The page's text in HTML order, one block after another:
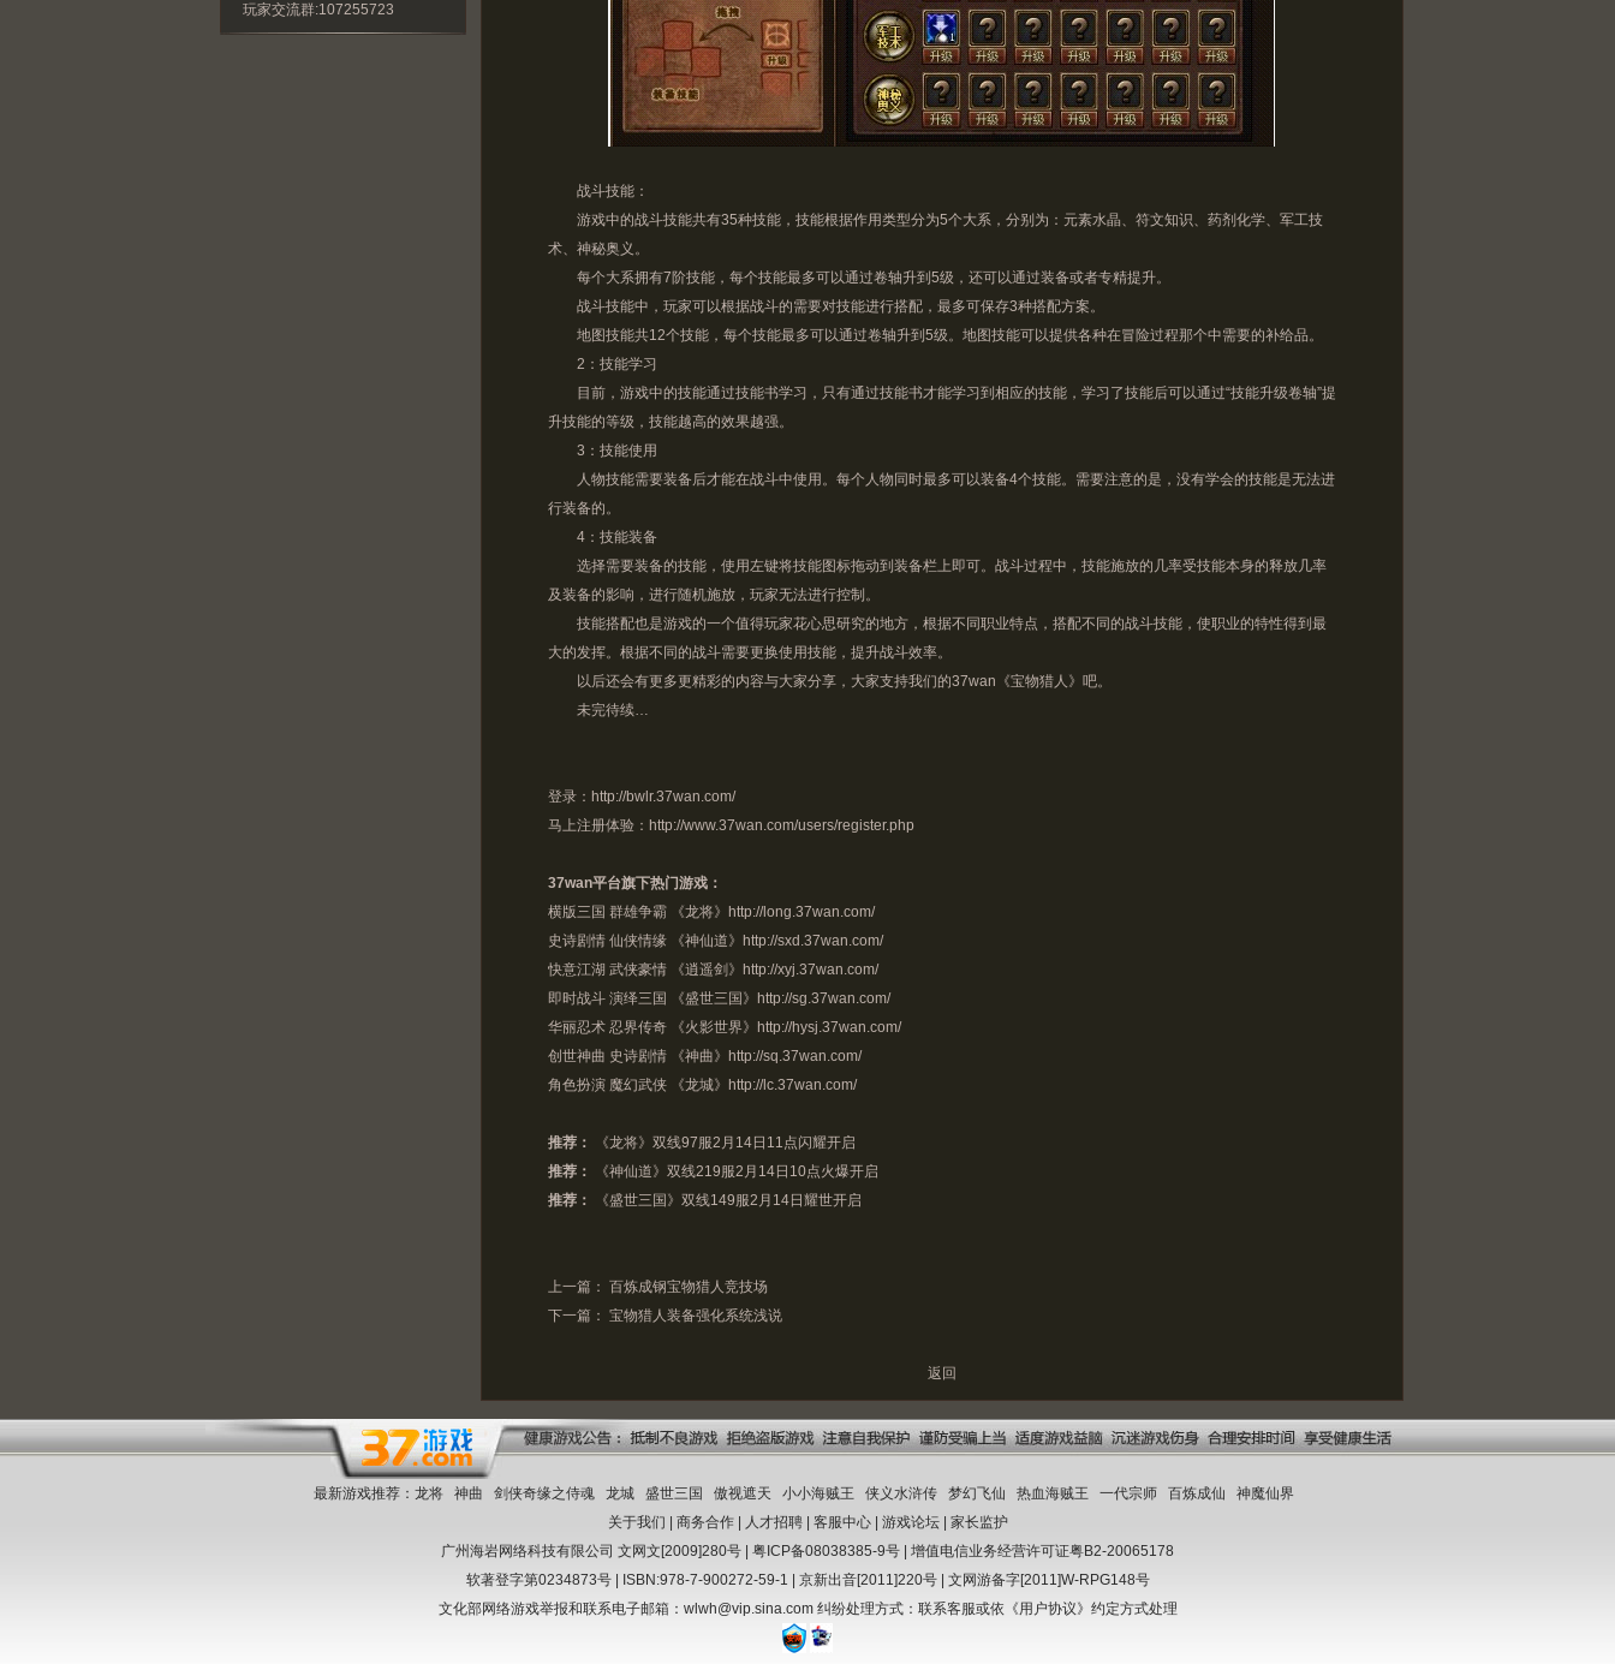
战斗技能：
游戏中的战斗技能共有35种技能，技能根据作用类型分为5个大系，分别为：元素水晶、符文知识、药剂化学、军工技
术、神秘奥义。
每个大系拥有7阶技能，每个技能最多可以通过卷轴升到5级，还可以通过装备或者专精提升。
战斗技能中，玩家可以根据战斗的需要对技能进行搭配，最多可保存3种搭配方案。
地图技能共12个技能，每个技能最多可以通过卷轴升到5级。地图技能可以提供各种在冒险过程那个中需要的补给品。
2：技能学习
目前，游戏中的技能通过技能书学习，只有通过技能书才能学习到相应的技能，学习了技能后可以通过“技能升级卷轴”提
升技能的等级，技能越高的效果越强。
3：技能使用
人物技能需要装备后才能在战斗中使用。每个人物同时最多可以装备4个技能。需要注意的是，没有学会的技能是无法进
行装备的。
4：技能装备
选择需要装备的技能，使用左键将技能图标拖动到装备栏上即可。战斗过程中，技能施放的几率受技能本身的释放几率
及装备的影响，进行随机施放，玩家无法进行控制。
技能搭配也是游戏的一个值得玩家花心思研究的地方，根据不同职业特点，搭配不同的战斗技能，使职业的特性得到最
大的发挥。根据不同的战斗需要更换使用技能，提升战斗效率。
以后还会有更多更精彩的内容与大家分享，大家支持我们的37wan《宝物猎人》吧。
未完待续…
登录： http://bwlr.37wan.com/
马上注册体验： http://www.37wan.com/users/register.php
37wan平台旗下热门游戏：
横版三国 群雄争霸 《龙将》
http://long.37wan.com/
史诗剧情 仙侠情缘 《神仙道》
http://sxd.37wan.com/
快意江湖 武侠豪情 《逍遥剑 》
http://xyj.37wan.com/
即时战斗 演绎三国 《盛世三国》
http://sg.37wan.com/
华丽忍术 忍界传奇 《火影世界》
http://hysj.37wan.com/
创世神曲 史诗剧情 《神曲》
http://sq.37wan.com/
角色扮演 魔幻武侠 《龙城》
http://lc.37wan.com/
推荐：
《龙将》双线97服2月14日11点闪耀开启
推荐：
《神仙道》双线219服2月14日10点火爆开启
推荐：
《盛世三国》双线149服2月14日耀世开启
上一篇： 百炼成钢宝物猎人竞技场
下一篇： 宝物猎人装备强化系统浅说
返回
玩家交流群:107255723
最新游戏推荐： 龙将 神曲 剑侠奇缘之侍魂 龙城 盛世三国 傲视遮天 小小海贼王 侠义水浒传 梦幻飞仙 热血海贼王 一代宗师 百炼成仙
神魔仙界
关于我们
商务合作| 人才招聘| 客服中心| 游戏论坛| 家长监护
广州海岩网络科技有限公司 文网文[2009]280号 | 粤ICP备08038385-9号 | 增值电信业务经营许可证粤B2-20065178
软著登字第0234873号 | ISBN:978-7-900272-59-1 | 京新出音[2011]220号 | 文网游备字[2011]W-RPG148号
文化部网络游戏举报和联系电子邮箱：wlwh@vip.sina.com 纠纷处理方式：联系客服或依《用户协议》约定方式处理